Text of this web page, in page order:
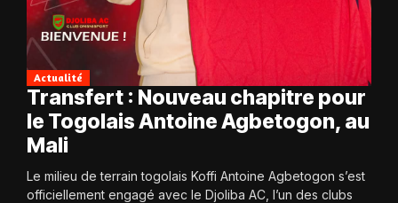
Actualité
Transfert : Nouveau chapitre pour
le Togolais Antoine Agbetogon, au
Mali
Le milieu de terrain togolais Koffi Antoine Agbetogon s’est
officiellement engagé avec le Djoliba AC, l’un des clubs